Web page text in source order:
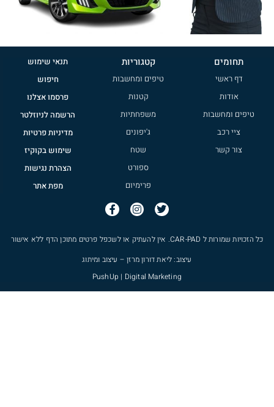
תחומים
דף ראשי
אודות
טיפים ומחשבות
ציי רכב
צור קשר
קטגוריות
טיפים ומחשבות
קטנות
משפחתיות
ג'יפונים
שטח
ספורט
פרימיום
תנאי שימוש
חיפוש
פרסמו אצלנו
הרשמה לניוזלטר
מדיניות פרטיות
שימוש בקוקיז
הצהרת נגישות
מפת אתר
כל הזכויות שמורות ל CAR-PAD. אין להעתיק או לשכפל פרטים מתוכן הדף ללא אישור
עיצוב: ליאת דורון מרזן – עיצוב ומיתוג
PushUp | Digital Marketing